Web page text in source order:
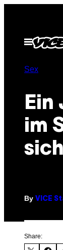
contentOpen
Menu
Sex
im
By VICE
Share: